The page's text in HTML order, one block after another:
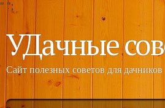
" ";
УДачные
Сайт полезных советов для дачников